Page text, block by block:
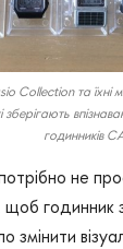
Collection та їхні
годинників
не
щоб годинник
змінити